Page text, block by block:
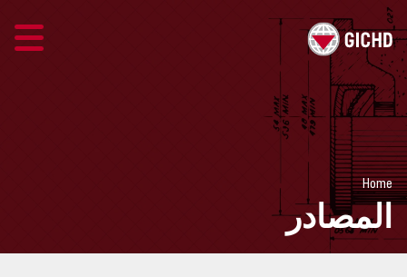
ARABIC
GICHD SITE
اتصل بنا
إرشادات إدارة المخاطر
Home
المصادر